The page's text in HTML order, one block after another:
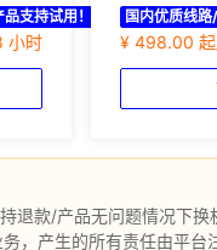
支持试用！
小时
国内优质线
¥ 498.00 起
退款/产品无问题情况下
，产生的所有责任由平台